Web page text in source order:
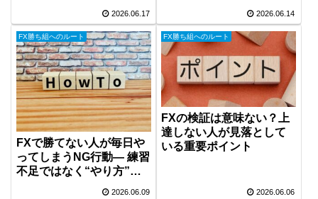
2026.06.17 2026.06.14
FX勝ち組へのルート
FXで勝てない人が毎日や
ってしまうNG行動― 練習
不足ではなく“やり方”が
2026.06.09
FX勝ち組へのルート
FXの検証は意味ない？上
達しない人が見落として
いる重要ポイント
2026.06.06